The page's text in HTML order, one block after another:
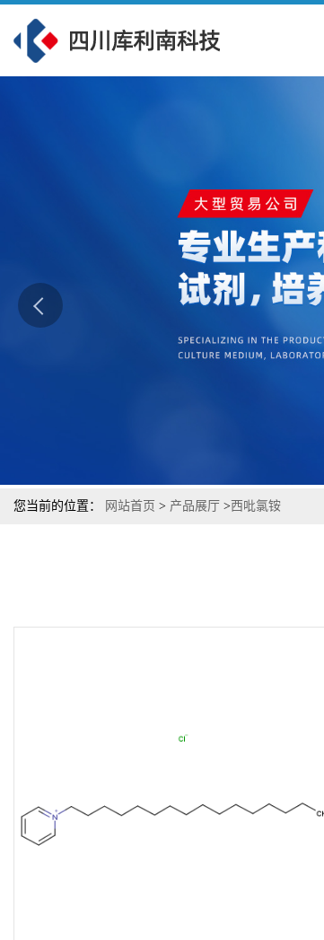
您当前的位置： 网站首页 > 产品展厅 >西吡氯铵